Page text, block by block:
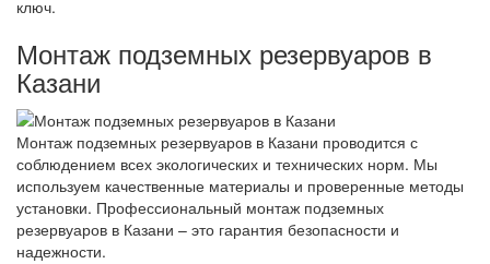
ключ.
Монтаж подземных резервуаров в
Казани
Монтаж подземных резервуаров в Казани проводится с
соблюдением всех экологических и технических норм. Мы
используем качественные материалы и проверенные методы
установки. Профессиональный монтаж подземных
резервуаров в Казани – это гарантия безопасности и
надежности.